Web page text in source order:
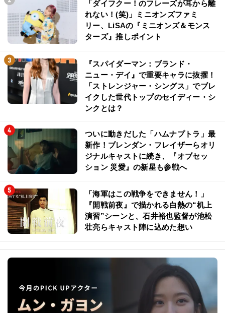
「ダイフクー！のフレーズが耳から離
れない！(笑)」ミニオンズファミ
リー、LiSAの『ミニオンズ＆モンス
ターズ』推しポイント
『スパイダーマン：ブランド・
ニュー・デイ』で重要キャラに抜擢！
「ストレンジャー・シングス」でブレ
イクした世代トップのセイディー・シ
ンクとは？
ついに動きだした「ハムナプトラ」最
新作！ブレンダン・フレイザーらオリ
ジナルキャストに続き、『オブセッ
ション 災愛』の新星も参戦へ
「海軍はこの戦争をできません！」
『開戦前夜』で描かれる白熱の“机上
演習”シーンと、石井裕也監督が池松
壮亮らキャスト陣に込めた想い